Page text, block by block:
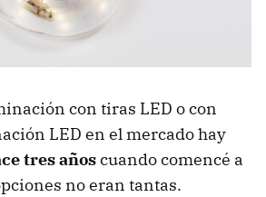
con tiras LED o con
LED en el mercado hay
tres añoscuando comencé a
no eran tantas.